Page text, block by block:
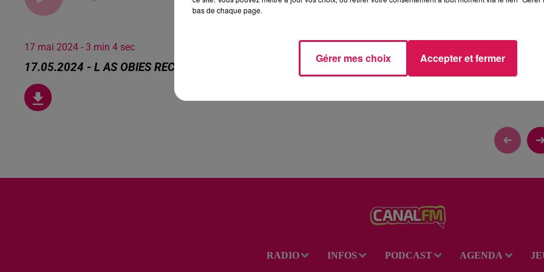
17 mai 2024 - 3 min 4 sec
17.05.2024 - L AS OBIES RECRUTE POUR LA RENTRÉE
RADIO INFOS PODCAST AGENDA
bas de chaque page.
Gérer mes choix Accepter et fermer